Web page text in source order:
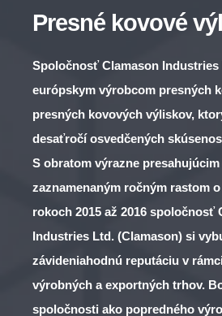
Presné kovové
Spoločnosť Clamason
európskym výrobcom presných
presných kovových výliskov,
desaťročí osvedčených
S obratom výrazne
zaznamenaným ročným rastom
rokoch 2015 až 2016 spoločnosť
Industries Ltd. (Clamason) si
závideniahodnú reputáciu v
výrobných a exportných trhov.
spoločnosti ako popredného